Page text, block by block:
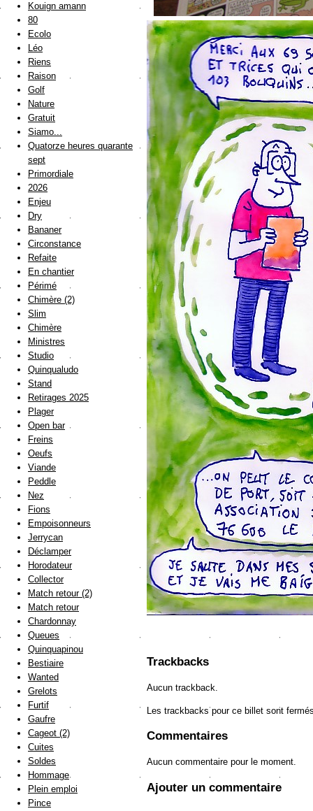
Trackbacks
Aucun trackback.
Les trackbacks pour ce billet sont
Commentaires
Aucun commentaire pour le moment.
Ajouter un commentaire
Kouign amann
80
Ecolo
Léo
Riens
Raison
Golf
Nature
Gratuit
Siamo...
Quatorze heures quarante
sept
Primordiale
2026
Enjeu
Dry
Bananer
Circonstance
Refaite
En chantier
Périmé
Chimère (2)
Slim
Chimère
Ministres
Studio
Quinqualudo
Stand
Retirages 2025
Plager
Open bar
Freins
Oeufs
Viande
Peddle
Nez
Fions
Empoisonneurs
Jerrycan
Déclamper
Horodateur
Collector
Match retour (2)
Match retour
Chardonnay
Queues
Quinquapinou
Bestiaire
Wanted
Grelots
Furtif
Gaufre
Cageot (2)
Cuites
Soldes
Hommage
Plein emploi
Pince